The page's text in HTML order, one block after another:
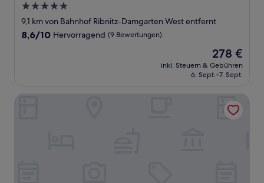
5.0-
Sterne-
Unterkunft
9,1 km von Bahnhof Ribnitz-Damgarten West entfernt
8.6
8,6/10 Hervorragend (9 Bewertungen)
Der
Preis
beträgt
278 €
inkl. Steuern & Gebühren
6. Sept.–7. Sept.